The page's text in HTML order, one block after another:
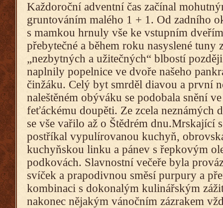
Každoroční adventní čas začínal
gruntováním malého 1 + 1. Od zadního
s mamkou hrnuly vše ke vstupním
přebytečné a během roku nasyslené tuny
„nezbytných a užitečných“ blbostí později
naplnily popelnice ve dvoře našeho
činžáku. Celý byt smrděl diavou a první
naleštěném obýváku se podobala snění ve
feťáckému doupěti. Ze zcela neznámých
se vše vařilo až o Štědrém dnu.Mrskající
postříkal vypulírovanou kuchyň,
kuchyňskou linku a pánev s řepkovým
podkovách. Slavnostní večeře byla
svíček a prapodivnou směsí purpury a
kombinaci s dokonalým kulinářským
nakonec nějakým vánočním zázrakem